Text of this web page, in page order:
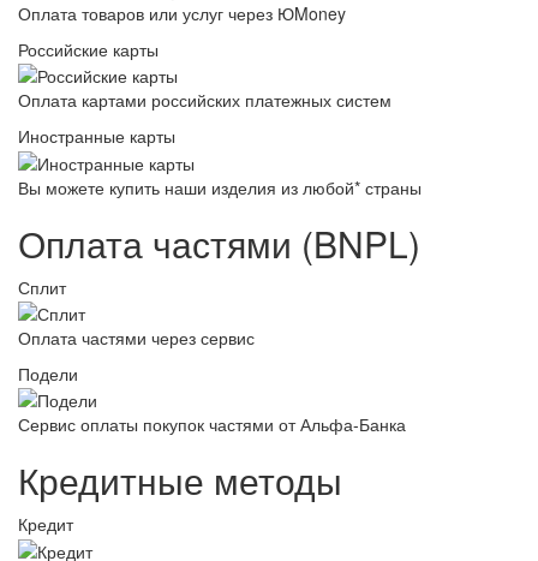
Оплата товаров или услуг через ЮMoney
Российские карты
Оплата картами российских платежных систем
Иностранные карты
Вы можете купить наши изделия из любой* страны
Оплата частями (BNPL)
Сплит
Оплата частями через сервис
Подели
Сервис оплаты покупок частями от Альфа-Банка
Кредитные методы
Кредит